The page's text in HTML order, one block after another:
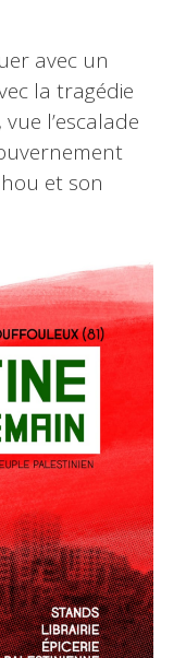
avec un
la tragédie
l’escalade
et son